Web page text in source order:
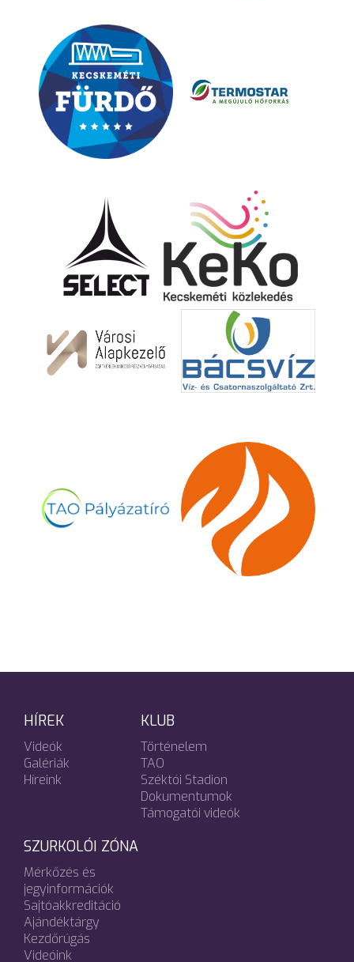
HÍREK
Videók
Galériák
Híreink
KLUB
Történelem
TAO
Széktói Stadion
Dokumentumok
Támogatói videók
SZURKOLÓI ZÓNA
Mérkőzés és
jegyinformációk
Sajtóakkreditáció
Ajándéktárgy
Kezdőrúgás
Videóink